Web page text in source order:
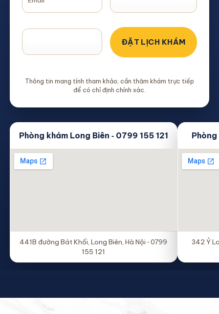
Thông tin mang tính tham khảo; cần thăm khám trực tiếp
để có chỉ định chính xác.
Phòng khám Long Biên ‑ 0799 155 121
441B đường Bát Khối, Long Biên, Hà Nội ‑ 0799
155 121
Phòng
342 Ỷ